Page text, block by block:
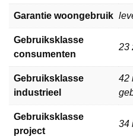
Garantie woongebruik
Gebruiksklasse
consumenten
23
Gebruiksklasse
industrieel
42
Gebruiksklasse
project
34